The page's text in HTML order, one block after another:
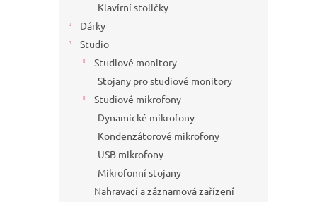
Klavírní stoličky
Dárky
Studio
Studiové monitory
Stojany pro studiové monitory
Studiové mikrofony
Dynamické mikrofony
Kondenzátorové mikrofony
USB mikrofony
Mikrofonní stojany
Nahravací a záznamová zařízení